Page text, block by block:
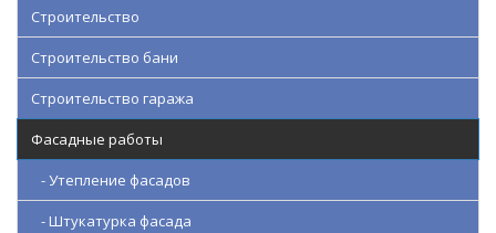
Строительство
Строительство бани
Строительство гаража
Фасадные работы
- Утепление фасадов
- Штукатурка фасада